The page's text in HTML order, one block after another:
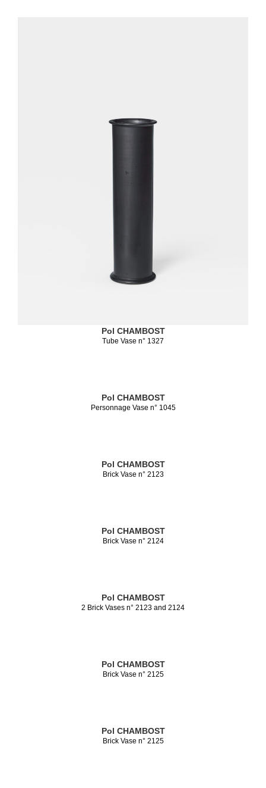
Pol CHAMBOST
Tube Vase n° 1327
Pol CHAMBOST
Personnage Vase n° 1045
Pol CHAMBOST
Brick Vase n° 2123
Pol CHAMBOST
Brick Vase n° 2124
Pol CHAMBOST
2 Brick Vases n° 2123 and 2124
Pol CHAMBOST
Brick Vase n° 2125
Pol CHAMBOST
Brick Vase n° 2125